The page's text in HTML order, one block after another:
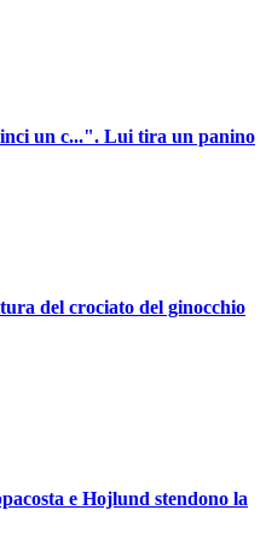
un c...". Lui tira un panino
del crociato del ginocchio
e Hojlund stendono la